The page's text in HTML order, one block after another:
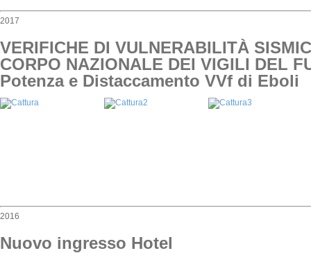
2017
VERIFICHE DI VULNERABILITÀ
CORPO NAZIONALE DEI VIGILI DEL
Potenza e Distaccamento VVf di Eboli
2016
Nuovo ingresso Hotel